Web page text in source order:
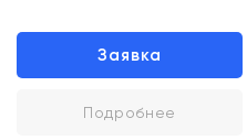
Заявка
Подробнее